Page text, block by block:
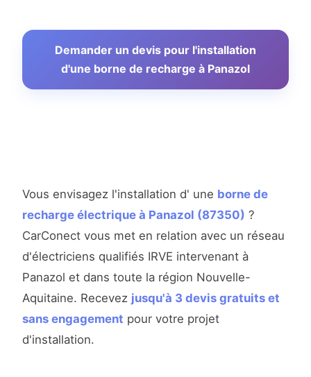
Demander un devis pour l'installation
d'une borne de recharge à Panazol
Vous envisagez l'installation d' une borne de
recharge électrique à Panazol (87350) ?
CarConect vous met en relation avec un réseau
d'électriciens qualifiés IRVE intervenant à
Panazol et dans toute la région Nouvelle-
Aquitaine. Recevez jusqu'à 3 devis gratuits et
sans engagement pour votre projet
d'installation.